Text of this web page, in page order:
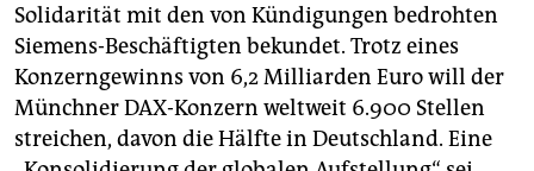
Solidarität mit den von Kündigungen bedrohten
Siemens-Beschäftigten bekundet. Trotz eines
Konzerngewinns von 6,2 Milliarden Euro will der
Münchner DAX-Konzern weltweit 6.900 Stellen
streichen, davon die Hälfte in Deutschland. Eine